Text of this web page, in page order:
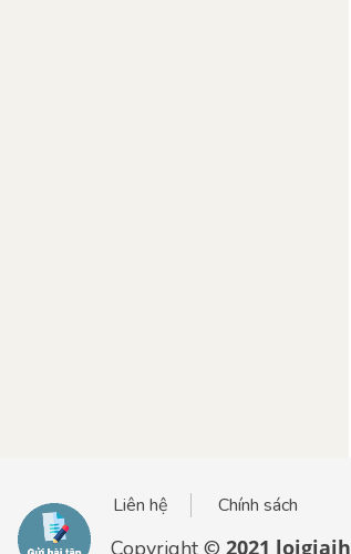
Vi hành - Nguyễn Ái Quốc
Liên hệ Chính sách
Copyright © 2021